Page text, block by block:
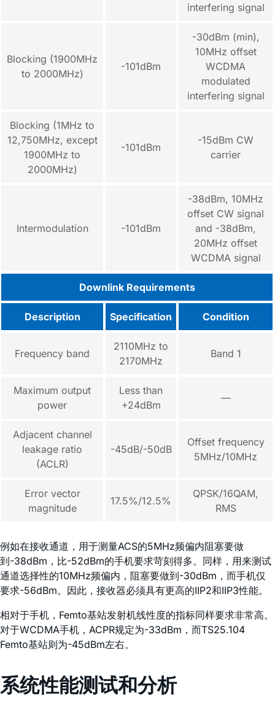
interfering signal
Blocking (1900MHz
to 2000MHz)
-101dBm
-30dBm (min),
10MHz offset
WCDMA
modulated
interfering signal
Blocking (1MHz to
12,750MHz, except
1900MHz to
2000MHz)
-101dBm
-15dBm CW
carrier
Intermodulation -101dBm
-38dBm, 10MHz
offset CW signal
and -38dBm,
20MHz offset
WCDMA signal
Downlink Requirements
Description Specification Condition
Frequency band
2110MHz to
2170MHz
Band 1
Maximum output
power
Less than
+24dBm
—
Adjacent channel
leakage ratio
(ACLR)
-45dB/-50dB
Offset frequency
5MHz/10MHz
Error vector
magnitude
17.5%/12.5%
QPSK/16QAM,
RMS
例如在接收通道，用于测量ACS的5MHz频偏内阻塞要做
到-38dBm，比-52dBm的手机要求苛刻得多。同样，用来测试
通道选择性的10MHz频偏内，阻塞要做到-30dBm，而手机仅
要求-56dBm。因此，接收器必须具有更高的IIP2和IIP3性能。
相对于手机，Femto基站发射机线性度的指标同样要求非常高。
对于WCDMA手机，ACPR规定为-33dBm，而TS25.104
Femto基站则为-45dBm左右。
系统性能测试和分析